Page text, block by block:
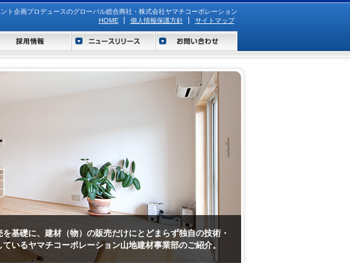
ト企画プロデュースのグローバル総合商社・株式会社ヤマチコーポレーション
HOME
個人情報保護方針 サイトマップ
基礎に、建材（物）の販売だけにとどまらず独自の技術・
いるヤマチコーポレーション山地建材事業部のご紹介。
イン画、機能面において高次元のコストパフォーマンスを
フランチャイズ事業部。私たちはトータルライフスタイル
改革に挑戦していきます。
ーパネル工場。
て、利用する皆さまがいつまでも幸せな生活を送ることを
場設営全般を通じて常に価値あるイベントを創造し、
イターでありたいと願っています。